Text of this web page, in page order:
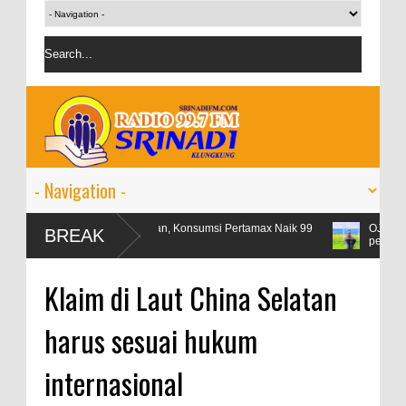
BREAK
Libur Lebaran, Konsumsi Pertamax Naik 99
Persen
OJK targetkan
persen
Klaim di Laut China Selatan
harus sesuai hukum
internasional